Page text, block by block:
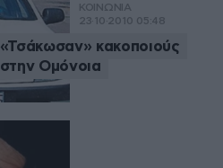
ΚΟΙΝΩΝΙΑ
23·10·2010 05:48
«Τσάκωσαν» κακοποιούς
στην Ομόνοια